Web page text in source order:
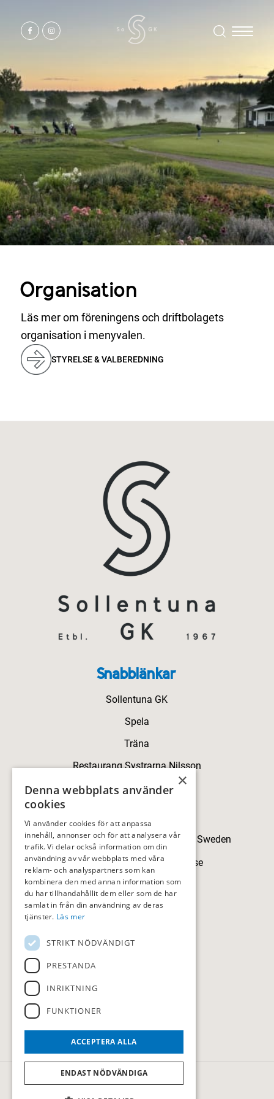
Organisation
Läs mer om föreningens och driftbolagets
organisation i menyvalen.
STYRELSE & VALBEREDNING
Snabblänkar
Sollentuna GK
Spela
Träna
Restaurang Systrarna Nilsson
Kontakt
Skillingegården, 192 77 Sollentuna, Sweden
sollentunagk@sollentunagk.se
08-594 709 90
HITTA HIT
© Sollentuna Golfklubb
×
Denna webbplats använder
cookies
Vi använder cookies för att anpassa
innehåll, annonser och för att analysera vår
trafik. Vi delar också information om din
användning av vår webbplats med våra
reklam- och analyspartners som kan
kombinera den med annan information som
du har tillhandahållit dem eller som de har
samlat in från din användning av deras
tjänster. Läs mer
STRIKT NÖDVÄNDIGT
PRESTANDA
INRIKTNING
FUNKTIONER
ACCEPTERA ALLA
ENDAST NÖDVÄNDIGA